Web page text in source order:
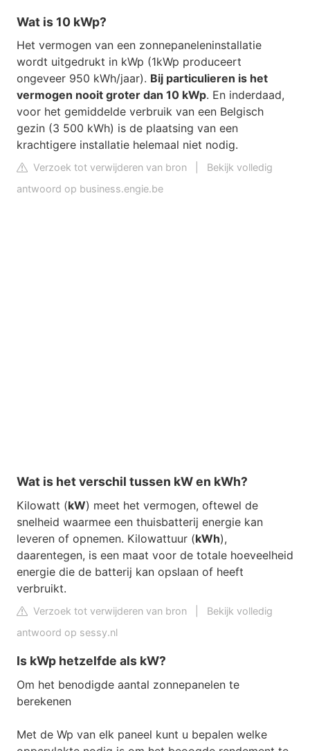
Wat is 10 kWp?
Het vermogen van een zonnepaneleninstallatie
wordt uitgedrukt in kWp (1kWp produceert
ongeveer 950 kWh/jaar). Bij particulieren is het
vermogen nooit groter dan 10 kWp. En inderdaad,
voor het gemiddelde verbruik van een Belgisch
gezin (3 500 kWh) is de plaatsing van een
krachtigere installatie helemaal niet nodig.
Verzoek tot verwijderen van bron
Bekijk volledig
antwoord op business.engie.be
Wat is het verschil tussen kW en kWh?
Kilowatt (kW) meet het vermogen, oftewel de
snelheid waarmee een thuisbatterij energie kan
leveren of opnemen. Kilowattuur (kWh),
daarentegen, is een maat voor de totale hoeveelheid
energie die de batterij kan opslaan of heeft
verbruikt.
Verzoek tot verwijderen van bron
Bekijk volledig
antwoord op sessy.nl
Is kWp hetzelfde als kW?
Om het benodigde aantal zonnepanelen te
berekenen
Met de Wp van elk paneel kunt u bepalen welke